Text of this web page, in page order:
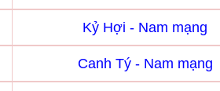
Kỷ Hợi - Nam mạng
Canh Tý - Nam mạng